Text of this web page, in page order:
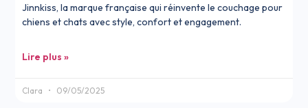
Jinnkiss, la marque française qui réinvente le couchage pour
chiens et chats avec style, confort et engagement.
Lire plus »
Clara 09/05/2025